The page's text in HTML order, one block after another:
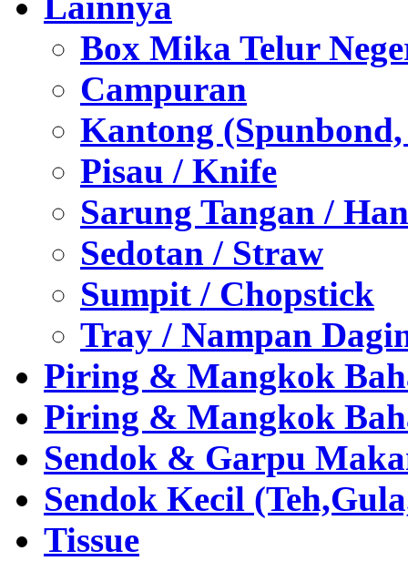
Box Mika Telur
Campuran
Kantong
Pisau / Knife
Sarung Tangan /
Sedotan / Straw
Sumpit / Chopstick
Tray / Nampan
Piring & Mangkok
Piring & Mangkok
Sendok & Garpu
Sendok Kecil
Tissue